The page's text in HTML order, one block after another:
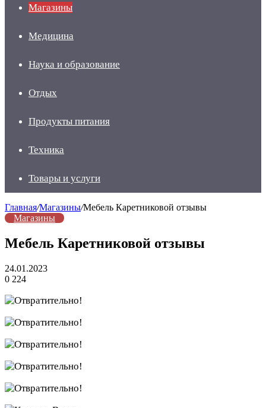
Магазины
Медицина
Наука и образование
Отдых
Продукты питания
Техника
Товары и услуги
Главная/Магазины/Мебель Каретниковой отзывы
Магазины
Мебель Каретниковой отзывы
24.01.2023
0 224